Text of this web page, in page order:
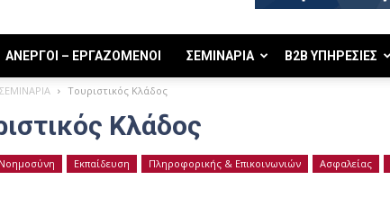
ΑΝΕΡΓΟΙ – ΕΡΓΑΖΟΜΕΝΟΙ ΣΕΜΙΝΑΡΙΑ B2B ΥΠΗΡΕΣΙΕΣ
ΣΕΜΙΝΑΡΙΑ Τουριστικός Κλάδος
Κλάδος
Εκπαίδευση Πληροφορικής & Επικοινωνιών Ασφαλείας